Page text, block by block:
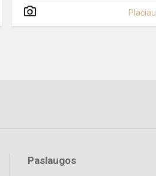
Plačiau
Paslaugos